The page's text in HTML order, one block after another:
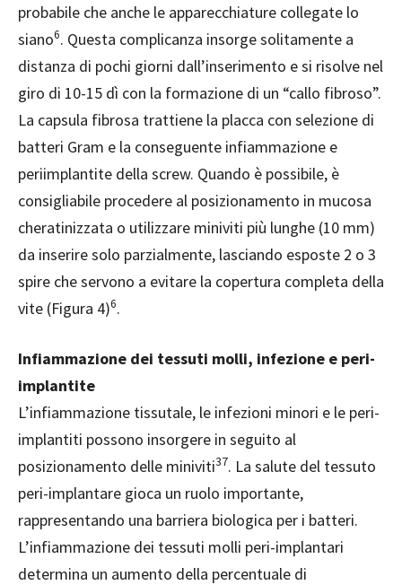
probabile che anche le apparecchiature collegate lo
siano6. Questa complicanza insorge solitamente a
distanza di pochi giorni dall’inserimento e si risolve nel
giro di 10-15 dì con la formazione di un “callo fibroso”.
La capsula fibrosa trattiene la placca con selezione di
batteri Gram e la conseguente infiammazione e
periimplantite della screw. Quando è possibile, è
consigliabile procedere al posizionamento in mucosa
cheratinizzata o utilizzare miniviti più lunghe (10 mm)
da inserire solo parzialmente, lasciando esposte 2 o 3
spire che servono a evitare la copertura completa della
vite (Figura 4)6.
Infiammazione dei tessuti molli, infezione e peri-
implantite
L’infiammazione tissutale, le infezioni minori e le peri-
implantiti possono insorgere in seguito al
posizionamento delle miniviti37. La salute del tessuto
peri-implantare gioca un ruolo importante,
rappresentando una barriera biologica per i batteri.
L’infiammazione dei tessuti molli peri-implantari
determina un aumento della percentuale di